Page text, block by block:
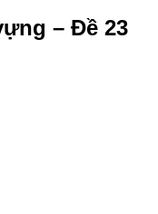
– Đề 23